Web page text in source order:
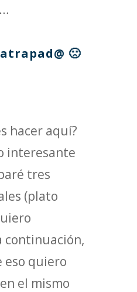
🙁
hacer aquí?
interesante
tres
(plato
continuación,
eso quiero
el mismo